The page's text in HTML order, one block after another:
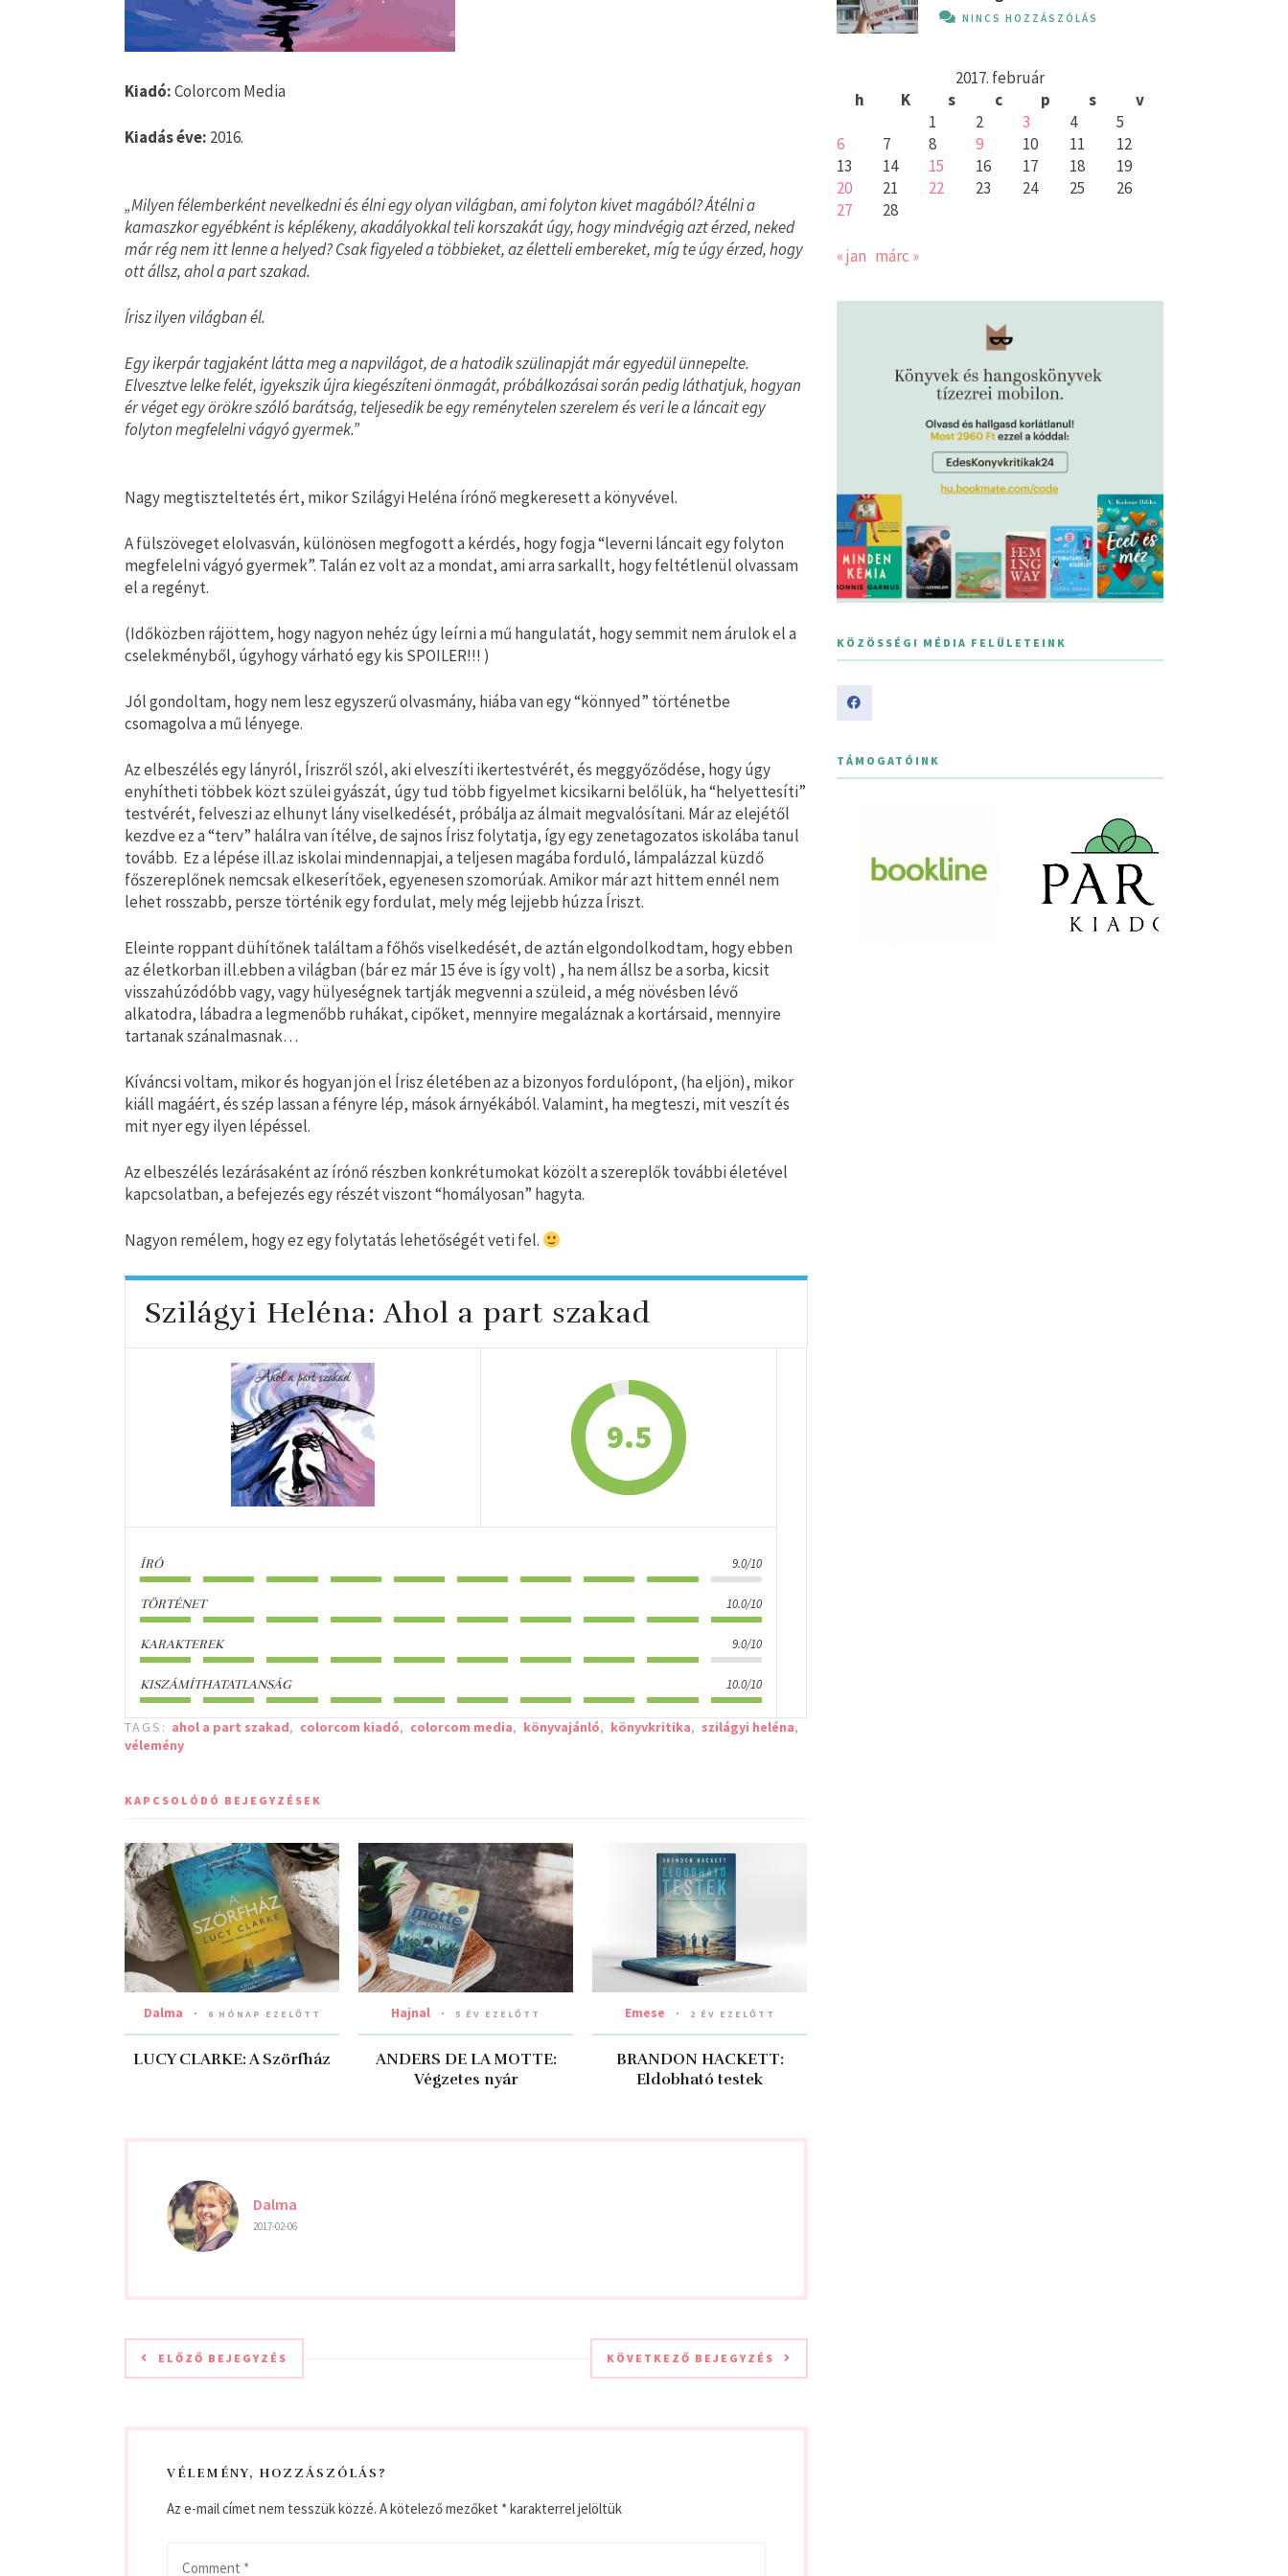
Kiadó:Colorcom Media
Kiadás éve: 2016.
„Milyen félemberként nevelkedni és élni egy olyan világban, ami folyton kivet magából? Átélni a
kamaszkor egyébként is képlékeny, akadályokkal teli korszakát úgy, hogy mindvégig azt érzed, neked
már rég nem itt lenne a helyed? Csak figyeled a többieket, az életteli embereket, míg te úgy érzed, hogy
ott állsz, ahol a part szakad.
Írisz ilyen világban él.
Egy ikerpár tagjaként látta meg a napvilágot, de a hatodik szülinapját már egyedül ünnepelte.
Elvesztve lelke felét, igyekszik újra kiegészíteni önmagát, próbálkozásai során pedig láthatjuk, hogyan
ér véget egy örökre szóló barátság, teljesedik be egy reménytelen szerelem és veri le a láncait egy
folyton megfelelni vágyó gyermek.”
Nagy megtiszteltetés ért, mikor Szilágyi Heléna írónő megkeresett a könyvével.
A fülszöveget elolvasván, különösen megfogott a kérdés, hogy fogja “leverni láncait egy folyton
megfelelni vágyó gyermek”. Talán ez volt az a mondat, ami arra sarkallt, hogy feltétlenül olvassam
el a regényt.
(Időközben rájöttem, hogy nagyon nehéz úgy leírni a mű hangulatát, hogy semmit nem árulok el a
cselekményből, úgyhogy várható egy kis SPOILER!!! )
Jól gondoltam, hogy nem lesz egyszerű olvasmány, hiába van egy “könnyed” történetbe
csomagolva a mű lényege.
Az elbeszélés egy lányról, Íriszről szól, aki elveszíti ikertestvérét, és meggyőződése, hogy úgy
enyhítheti többek közt szülei gyászát, úgy tud több figyelmet kicsikarni belőlük, ha “helyettesíti”
testvérét, felveszi az elhunyt lány viselkedését, próbálja az álmait megvalósítani. Már az elejétől
kezdve ez a “terv” halálra van ítélve, de sajnos Írisz folytatja, így egy zenetagozatos iskolába tanul
tovább. Ez a lépése ill.az iskolai mindennapjai, a teljesen magába forduló, lámpalázzal küzdő
főszereplőnek nemcsak elkeserítőek, egyenesen szomorúak. Amikor már azt hittem ennél nem
lehet rosszabb, persze történik egy fordulat, mely még lejjebb húzza Íriszt.
Eleinte roppant dühítőnek találtam a főhős viselkedését, de aztán elgondolkodtam, hogy ebben
az életkorban ill.ebben a világban (bár ez már 15 éve is így volt) , ha nem állsz be a sorba, kicsit
visszahúzódóbb vagy, vagy hülyeségnek tartják megvenni a szüleid, a még növésben lévő
alkatodra, lábadra a legmenőbb ruhákat, cipőket, mennyire megaláznak a kortársaid, mennyire
tartanak szánalmasnak…
Kíváncsi voltam, mikor és hogyan jön el Írisz életében az a bizonyos fordulópont, (ha eljön), mikor
kiáll magáért, és szép lassan a fényre lép, mások árnyékából. Valamint, ha megteszi, mit veszít és
mit nyer egy ilyen lépéssel.
Az elbeszélés lezárásaként az írónő részben konkrétumokat közölt a szereplők további életével
kapcsolatban, a befejezés egy részét viszont “homályosan” hagyta.
Nagyon remélem, hogy ez egy folytatás lehetőségét veti fel.
Szilágyi Heléna: Ahol ​a part szakad
9.5
ÍRÓ 9.0/10
TÖRTÉNET 10.0/10
KARAKTEREK 9.0/10
KISZÁMÍTHATATLANSÁG 10.0/10
TAGS: ahol a part szakad, colorcom kiadó, colorcom media, könyvajánló, könyvkritika, szilágyi heléna,
vélemény
KAPCSOLÓDÓ BEJEGYZÉSEK
Dalma 6 HÓNAP EZELŐTT
LUCY CLARKE: A ​Szörfház
Hajnal 5 ÉV EZELŐTT
ANDERS DE LA MOTTE:
Végzetes nyár
Emese 2 ÉV EZELŐTT
BRANDON HACKETT:
Eldobható testek
Dalma
2017-02-06
ELŐZŐ BEJEGYZÉS KÖVETKEZŐ BEJEGYZÉS
VÉLEMÉNY, HOZZÁSZÓLÁS?
Az e-mail címet nem tesszük közzé. A kötelező mezőket *karakterrel jelöltük
NINCS HOZZÁSZÓLÁS
2017. február
h
K s c p s
v
1
2 3 4
5
6
7 8 9 10 11
12
13
14 15 16 17 18
19
20
21 22 23 24 25
26
27
28
« jan márc »
KÖZÖSSÉGI MÉDIA FELÜLETEINK
TÁMOGATÓINK